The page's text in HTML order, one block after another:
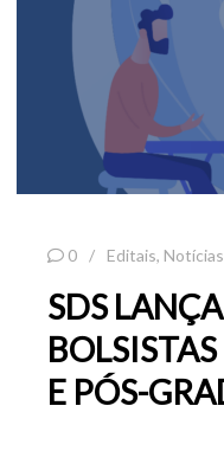
0 Editais, Notícias
SDS
E PÓS-